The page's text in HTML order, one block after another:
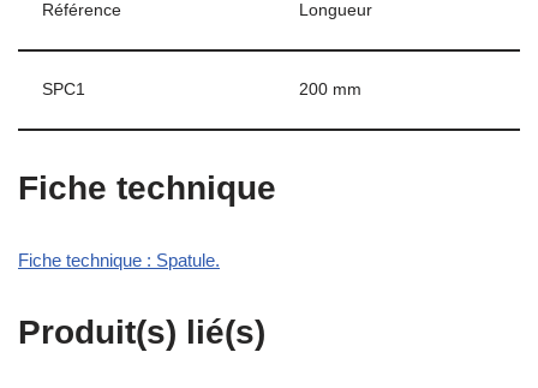
Référence Longueur
SPC1 200 mm
Fiche technique
Fiche technique : Spatule.
Produit(s) lié(s)